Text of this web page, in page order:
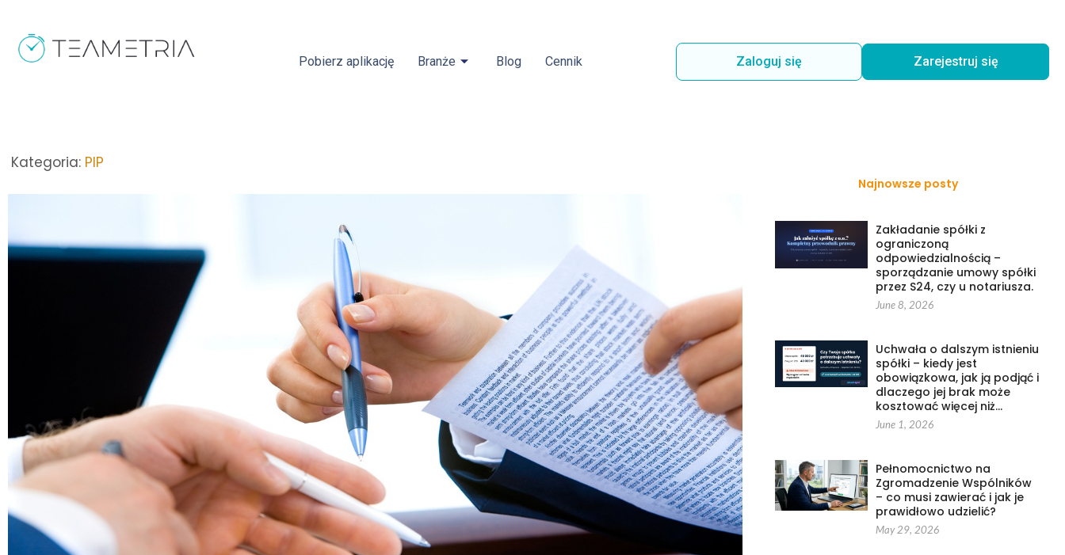
Pobierz aplikację Branże Blog Cennik Zaloguj się Zarejestruj się
Kategoria: PIP
Najnowsze posty
Zakładanie spółki z
ograniczoną
odpowiedzialnością –
sporządzanie umowy spółki
przez S24, czy u notariusza.
June 8, 2026
Uchwała o dalszym istnieniu
spółki – kiedy jest
obowiązkowa, jak ją podjąć i
dlaczego jej brak może
kosztować więcej niż…
June 1, 2026
Pełnomocnictwo na
Zgromadzenie Wspólników
– co musi zawierać i jak je
prawidłowo udzielić?
May 29, 2026